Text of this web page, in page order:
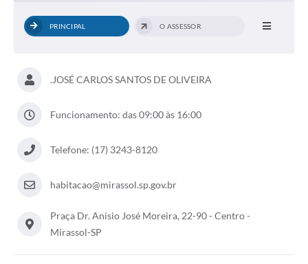
PRINCIPAL O ASSESSOR
.JOSÉ CARLOS SANTOS DE OLIVEIRA
Funcionamento: das 09:00 às 16:00
Telefone: (17) 3243-8120
habitacao@mirassol.sp.gov.br
Praça Dr. Anisio José Moreira, 22-90 - Centro -
Mirassol-SP